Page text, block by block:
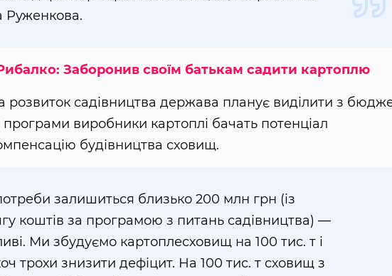
Руженкова.
Заборонив своїм батькам садити картоплю
розвиток садівництва держава планує виділити з
програми виробники картоплі бачать потенціал
будівництва сховищ.
залишиться близько 200 млн грн (із
коштів за програмою з питань садівництва) —
Ми збудуємо картоплесховищ на 100 тис. т і
трохи знизити дефіцит. На 100 тис. т сховищ з